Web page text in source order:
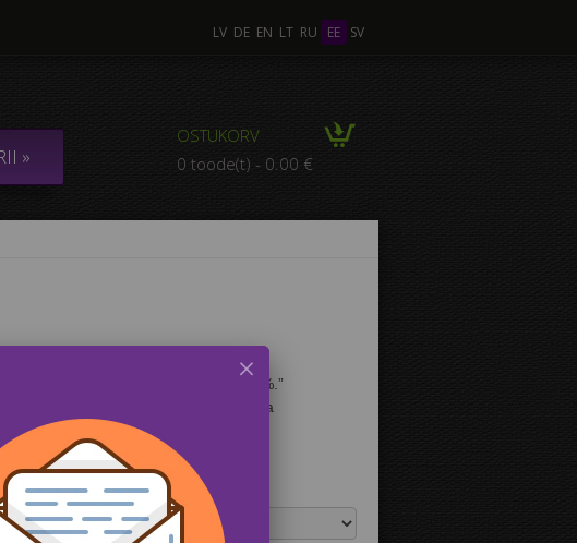
LV DE EN LT RU EE SV
OSTUKORV
0 toode(t) - 0.00 €
»
ainult siis, kui annad endast 100%.”
ja silmapaistvate sportlastega
Teie kodus on tunda
Näita korraga: